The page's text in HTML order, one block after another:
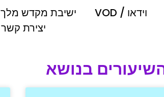
וידאו / VOD ישיבת מקדש מלך
יצירת קשר
בנושא